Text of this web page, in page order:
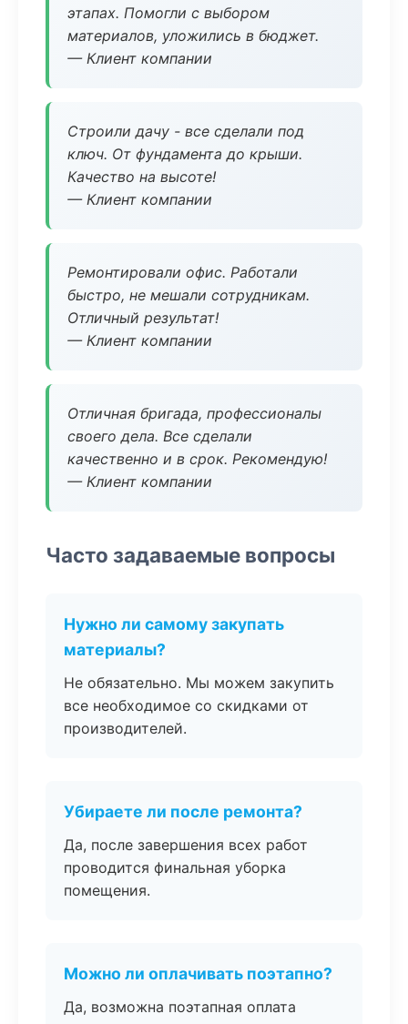
этапах. Помогли с выбором
материалов, уложились в бюджет.
— Клиент компании
Строили дачу - все сделали под
ключ. От фундамента до крыши.
Качество на высоте!
— Клиент компании
Ремонтировали офис. Работали
быстро, не мешали сотрудникам.
Отличный результат!
— Клиент компании
Отличная бригада, профессионалы
своего дела. Все сделали
качественно и в срок. Рекомендую!
— Клиент компании
Часто задаваемые вопросы
Нужно ли самому закупать
материалы?
Не обязательно. Мы можем закупить
все необходимое со скидками от
производителей.
Убираете ли после ремонта?
Да, после завершения всех работ
проводится финальная уборка
помещения.
Можно ли оплачивать поэтапно?
Да, возможна поэтапная оплата